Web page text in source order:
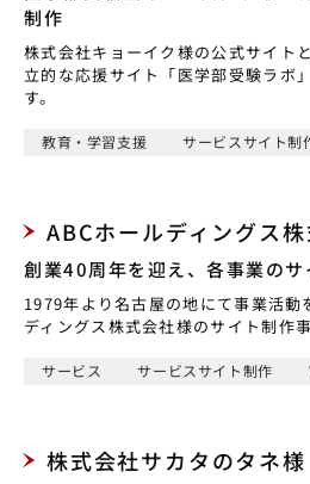
制作
株式会社キョーイク様の公式サイト
立的な応援サイト「医学部受験ラボ
す。
教育・学習支援 サービスサイト制
ABCホールディングス
創業40周年を迎え、各事業のサ
1979年より名古屋の地にて事業活動
ディングス株式会社様のサイト制作
サービス サービスサイト制作
株式会社サカタのタネ様